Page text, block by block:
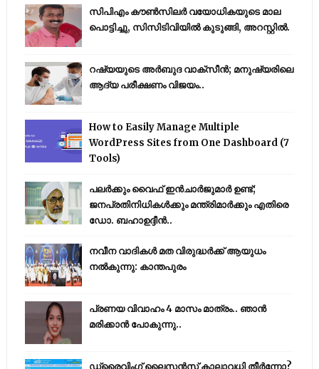
സിപിഎം കൗണ്‍സിലര്‍ വയോധികയുടെ മാല
പൊട്ടിച്ചു, സിസിടിവിയില്‍ കുടുങ്ങി, അറസ്റ്റില്‍.
റഷ്യയുടെ അര്‍ബുദ വാക്‌സീന്‍; മനുഷ്യരിലെ
ആദ്യ പരീക്ഷണം വിജയം..
How to Easily Manage Multiple
WordPress Sites from One Dashboard (7
Tools)
പലർക്കും വൈഫ് ഇൻചാർജുമാർ ഉണ്ട്;
ജനപ്രതിനിധികൾക്കും മന്ത്രിമാർക്കും എതിരെ
ഡോ. ബഹാഉദ്ദീൻ..
നവീന വാദികൾ മത വിരുദ്ധർക്ക് ആയുധം
നൽകുന്നു: കാന്തപുരം
പ്രണയ വിവാഹം 4 മാസം മാത്രം.. ഞാൻ
മരിക്കാൻ പോകുന്നു..
ഡ്രൈവിംഗ് ലൈസൻസ് കാലാവധി തീർന്നോ?